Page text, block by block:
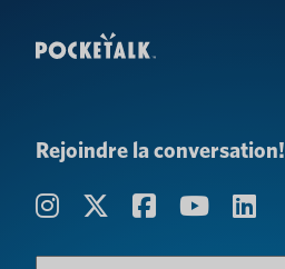
Rejoindre la conversation!